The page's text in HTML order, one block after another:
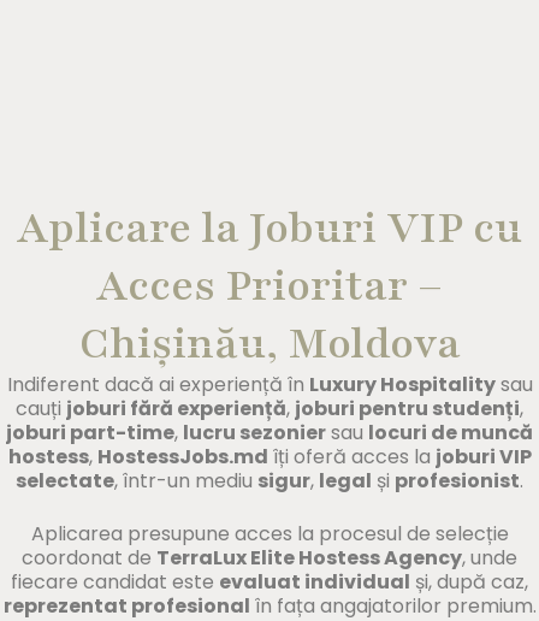
Aplicare la Joburi VIP cu
Acces Prioritar –
Chișinău, Moldova
Indiferent dacă ai experiență în Luxury Hospitalitysau
cauți joburi fără experiență, joburi pentru studenți,
joburi part-time, lucru sezoniersau locuri de muncă
hostess, HostessJobs.md îți oferă acces la joburi VIP
selectate, într-un mediu sigur, legal și profesionist.
Aplicarea presupune acces la procesul de selecție
coordonat de TerraLux Elite Hostess Agency, unde
fiecare candidat este evaluat individual și, după caz,
reprezentat profesional în fața angajatorilor premium.